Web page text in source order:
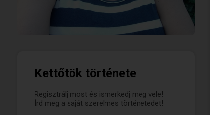
Kettőtök története
Regisztrálj most és ismerkedj meg vele!
Írd meg a saját szerelmes történetedet!